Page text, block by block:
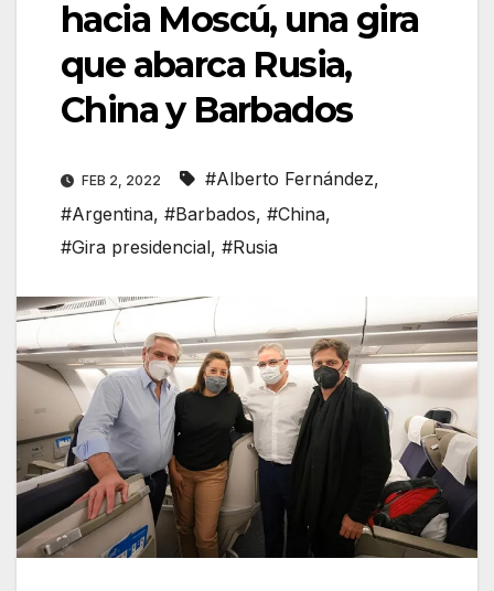
hacia Moscú, una gira
que abarca Rusia,
China y Barbados
FEB 2, 2022 #Alberto Fernández,
#Argentina, #Barbados, #China,
#Gira presidencial, #Rusia